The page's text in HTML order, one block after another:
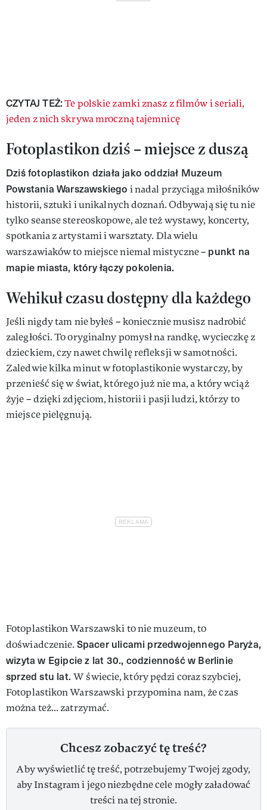
CZYTAJ TEŻ: Te polskie zamki znasz z filmów i seriali,
jeden z nich skrywa mroczną tajemnicę
Fotoplastikon dziś – miejsce z duszą
Dziś fotoplastikon działa jako oddział Muzeum
Powstania Warszawskiego i nadal przyciąga miłośników
historii, sztuki i unikalnych doznań. Odbywają się tu nie
tylko seanse stereoskopowe, ale też wystawy, koncerty,
spotkania z artystami i warsztaty. Dla wielu
warszawiaków to miejsce niemal mistyczne – punkt na
mapie miasta, który łączy pokolenia.
Wehikuł czasu dostępny dla każdego
Jeśli nigdy tam nie byłeś – koniecznie musisz nadrobić
zaległości. To oryginalny pomysł na randkę, wycieczkę z
dzieckiem, czy nawet chwilę refleksji w samotności.
Zaledwie kilka minut w fotoplastikonie wystarczy, by
przenieść się w świat, którego już nie ma, a który wciąż
żyje – dzięki zdjęciom, historii i pasji ludzi, którzy to
miejsce pielęgnują.
Fotoplastikon Warszawski to nie muzeum, to
doświadczenie. Spacer ulicami przedwojennego Paryża,
wizyta w Egipcie z lat 30., codzienność w Berlinie
sprzed stu lat.W świecie, który pędzi coraz szybciej,
Fotoplastikon Warszawski przypomina nam, że czas
można też... zatrzymać.
Chcesz zobaczyć tę treść?
Aby wyświetlić tę treść, potrzebujemy Twojej zgody,
aby Instagram i jego niezbędne cele mogły załadować
treści na tej stronie.